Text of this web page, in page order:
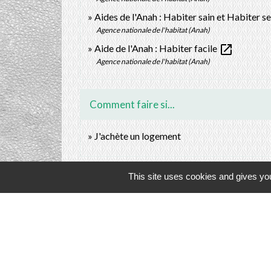
Aides de l'Anah : Habiter sain et Habiter
Agence nationale de l'habitat (Anah)
Aide de l'Anah : Habiter facileopen_in_new
Agence nationale de l'habitat (Anah)
Comment faire si...
J'achète un logement
This site uses cookies and gives